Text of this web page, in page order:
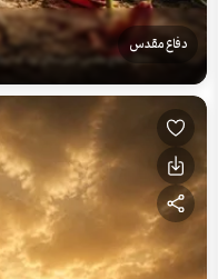
دفاع مقدس